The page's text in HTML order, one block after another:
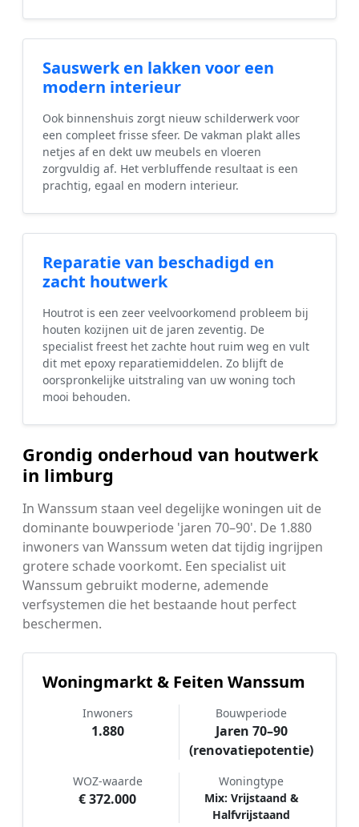
Sauswerk en lakken voor een
modern interieur
Ook binnenshuis zorgt nieuw schilderwerk voor
een compleet frisse sfeer. De vakman plakt alles
netjes af en dekt uw meubels en vloeren
zorgvuldig af. Het verbluffende resultaat is een
prachtig, egaal en modern interieur.
Reparatie van beschadigd en
zacht houtwerk
Houtrot is een zeer veelvoorkomend probleem bij
houten kozijnen uit de jaren zeventig. De
specialist freest het zachte hout ruim weg en vult
dit met epoxy reparatiemiddelen. Zo blijft de
oorspronkelijke uitstraling van uw woning toch
mooi behouden.
Grondig onderhoud van houtwerk
in limburg
In Wanssum staan veel degelijke woningen uit de
dominante bouwperiode 'jaren 70–90'. De 1.880
inwoners van Wanssum weten dat tijdig ingrijpen
grotere schade voorkomt. Een specialist uit
Wanssum gebruikt moderne, ademende
verfsystemen die het bestaande hout perfect
beschermen.
Woningmarkt & Feiten Wanssum
Inwoners
1.880
Bouwperiode
Jaren 70–90
(renovatiepotentie)
WOZ-waarde
€ 372.000
Woningtype
Mix: Vrijstaand &
Halfvrijstaand